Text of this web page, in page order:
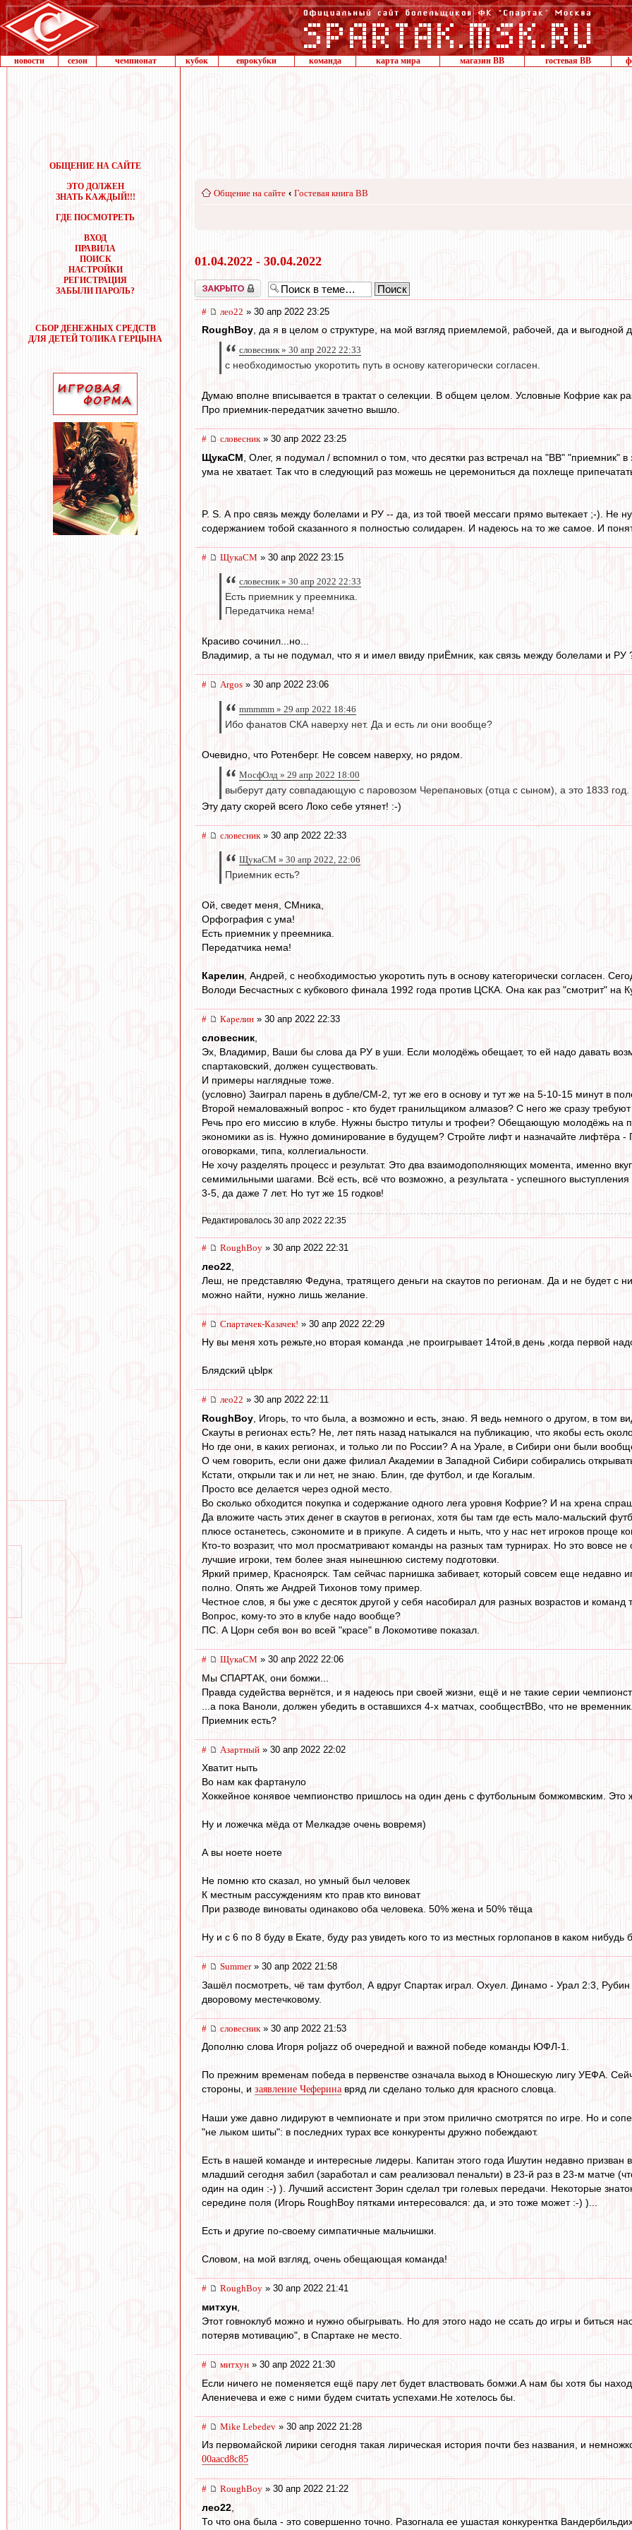
новости сезон чемпионат кубок еврокубки команда карта мира магазин ВВ гостевая ВВ
ОБЩЕНИЕ НА САЙТЕ
ЭТО ДОЛЖЕН
ЗНАТЬ КАЖДЫЙ!!!
ГДЕ ПОСМОТРЕТЬ
ВХОД
ПРАВИЛА
ПОИСК
НАСТРОЙКИ
РЕГИСТРАЦИЯ
ЗАБЫЛИ ПАРОЛЬ?
СБОР ДЕНЕЖНЫХ СРЕДСТВ
ДЛЯ ДЕТЕЙ ТОЛИКА ГЕРЦЫНА
Общение на сайте ‹ Гостевая книга ВВ
01.04.2022 - 30.04.2022
Закрыто
# лео22 » 30 апр 2022 23:25
RoughBoy, да я в целом о структуре, на мой взгляд приемлемой, рабочей, да и выгодной
словесник » 30 апр 2022 22:33
с необходимостью укоротить путь в основу категорически согласен.
Думаю вполне вписывается в трактат о селекции. В общем целом. Условные Кофрие как
Про приемник-передатчик зачетно вышло.
# словесник» 30 апр 2022 23:25
ЩукаСМ , Олег, я подумал / вспомнил о том, что десятки раз встречал на "ВВ"
ума не хватает. Так что в следующий раз можешь не церемониться да похлеще
P. S. А про связь между болелами и РУ -- да, из той твоей мессаги прямо вытекает ;-). Не
содержанием тобой сказанного я полностью солидарен. И надеюсь на то же самое. И
# ЩукаСМ » 30 апр 2022 23:15
словесник » 30 апр 2022 22:33
Есть приемник у преемника.
Передатчика нема!
Красиво сочинил...но...
Владимир, а ты не подумал, что я и имел ввиду приЁмник, как связь между болелами и РУ
# Argos » 30 апр 2022 23:06
mmmmm » 29 апр 2022 18:46
Ибо фанатов СКА наверху нет. Да и есть ли они вообще?
Очевидно, что Ротенберг. Не совсем наверху, но рядом.
МосфОлд » 29 апр 2022 18:00
выберут дату совпадающую с паровозом Черепановых (отца с сыном), а это 1833 год.
Эту дату скорей всего Локо себе утянет! :-)
# словесник » 30 апр 2022 22:33
ЩукаСМ » 30 апр 2022, 22:06
Приемник есть?
Ой, сведет меня, СМника,
Орфография с ума!
Есть приемник у преемника.
Передатчика нема!
Карелин , Андрей, с необходимостью укоротить путь в основу категорически согласен.
Володи Бесчастных с кубкового финала 1992 года против ЦСКА. Она как раз "смотрит" на
# Карелин » 30 апр 2022 22:33
словесник
Эх, Владимир, Ваши бы слова да РУ в уши. Если молодёжь обещает, то ей надо давать
спартаковский, должен существовать.
И примеры наглядные тоже.
(условно) Заиграл парень в дубле/СМ-2, тут же его в основу и тут же на 5-10-15 минут в
Второй немаловажный вопрос - кто будет гранильщиком алмазов? С него же сразу
Речь про его миссию в клубе. Нужны быстро титулы и трофеи? Обещающую молодёжь на
экономики as is. Нужно доминирование в будущем? Стройте лифт и назначайте лифтёра -
оговорками, типа, коллегиальности.
Не хочу разделять процесс и результат. Это два взаимодополняющих момента, именно
семимильными шагами. Всё есть, всё что возможно, а результата - успешного
3-5, да даже 7 лет. Но тут же 15 годков!
Редактировалось 30 апр 2022 22:35
# RoughBoy » 30 апр 2022 22:31
лео22
Леш, не представляю Федуна, тратящего деньги на скаутов по регионам. Да и не будет с
можно найти, нужно лишь желание.
# Спартачек-Казачек! » 30 апр 2022 22:29
Ну вы меня хоть режьте,но вторая команда ,не проигрывает 14той,в день ,когда первой
Блядский цЫрк
# лео22 » 30 апр 2022 22:11
RoughBoy , Игорь, то что была, а возможно и есть, знаю. Я ведь немного о другом, в том
Скауты в регионах есть? Не, лет пять назад натыкался на публикацию, что якобы есть
Но где они, в каких регионах, и только ли по России? А на Урале, в Сибири они были
О чем говорить, если они даже филиал Академии в Западной Сибири собирались
Кстати, открыли так и ли нет, не знаю. Блин, где футбол, и где Когалым.
Просто все делается через одной место.
Во сколько обходится покупка и содержание одного лега уровня Кофрие? И на хрена
Да вложите часть этих денег в скаутов в регионах, хотя бы там где есть мало-мальский
плюсе останетесь, сэкономите и в прикупе. А сидеть и ныть, что у нас нет игроков проще
Кто-то возразит, что мол просматривают команды на разных там турнирах. Но это вовсе
лучшие игроки, тем более зная нынешнюю систему подготовки.
Яркий пример, Красноярск. Там сейчас парнишка забивает, который совсем еще недавно
полно. Опять же Андрей Тихонов тому пример.
Честное слов, я бы уже с десяток другой у себя насобирал для разных возрастов и
Вопрос, кому-то это в клубе надо вообще?
ПС. А Цорн себя вон во всей "красе" в Локомотиве показал.
# ЩукаСМ » 30 апр 2022 22:06
Мы СПАРТАК, они бомжи...
Правда судейства вернётся, и я надеюсь при своей жизни, ещё и не такие серии
...а пока Ваноли, должен убедить в оставшихся 4-х матчах, сообщестВВо, что не
Приемник есть?
# Азартный » 30 апр 2022 22:02
Хватит ныть
Во нам как фартануло
Хоккейное конявое чемпионство пришлось на один день с футбольным бомжомвским. Это
Ну и ложечка мёда от Мелкадзе очень вовремя)
А вы ноете ноете
Не помню кто сказал, но умный был человек
К местным рассуждениям кто прав кто виноват
При разводе виноваты одинаково оба человека. 50% жена и 50% тёща
Ну и с 6 по 8 буду в Екате, буду раз увидеть кого то из местных горлопанов в каком нибудь
# Summer» 30 апр 2022 21:58
Зашёл посмотреть, чё там футбол, А вдруг Спартак играл. Охуел. Динамо - Урал 2:3,
дворовому местечковому.
# словесник » 30 апр 2022 21:53
Дополню слова Игоря poljazz об очередной и важной победе команды ЮФЛ-1.
По прежним временам победа в первенстве означала выход в Юношескую лигу УЕФА.
стороны, и заявление Чеферина вряд ли сделано только для красного словца.
Наши уже давно лидируют в чемпионате и при этом прилично смотрятся по игре. Но и
"не лыком шиты": в последних турах все конкуренты дружно побеждают.
Есть в нашей команде и интересные лидеры. Капитан этого года Ишутин недавно
младший сегодня забил (заработал и сам реализовал пенальти) в 23-й раз в 23-м матче
один на один :-) ). Лучший ассистент Зорин сделал три голевых передачи. Некоторые
середине поля (Игорь RoughBoy пятками интересовался: да, и это тоже может :-) )...
Есть и другие по-своему симпатичные мальчишки.
Словом, на мой взгляд, очень обещающая команда!
# RoughBoy » 30 апр 2022 21:41
митхун
Этот говноклуб можно и нужно обыгрывать. Но для этого надо не ссать до игры и биться
потеряв мотивацию", в Спартаке не место.
# митхун » 30 апр 2022 21:30
Если ничего не поменяется ещё пару лет будет властвовать бомжи.А нам бы хотя бы
Алениечева и еже с ними будем считать успехами.Не хотелось бы.
# Mike Lebedev » 30 апр 2022 21:28
Из первомайской лирики сегодня такая лирическая история почти без названия, и
00aacd8c85
# RoughBoy » 30 апр 2022 21:22
лео22
То что она была - это совершенно точно. Разогнала ее ушастая конкурентка